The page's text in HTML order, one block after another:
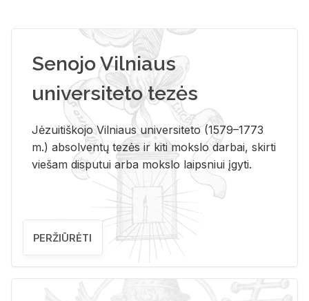
Senojo Vilniaus
universiteto tezės
Jėzuitiškojo Vilniaus universiteto (1579–1773
m.) absolventų tezės ir kiti mokslo darbai, skirti
viešam disputui arba mokslo laipsniui įgyti.
PERŽIŪRĖTI